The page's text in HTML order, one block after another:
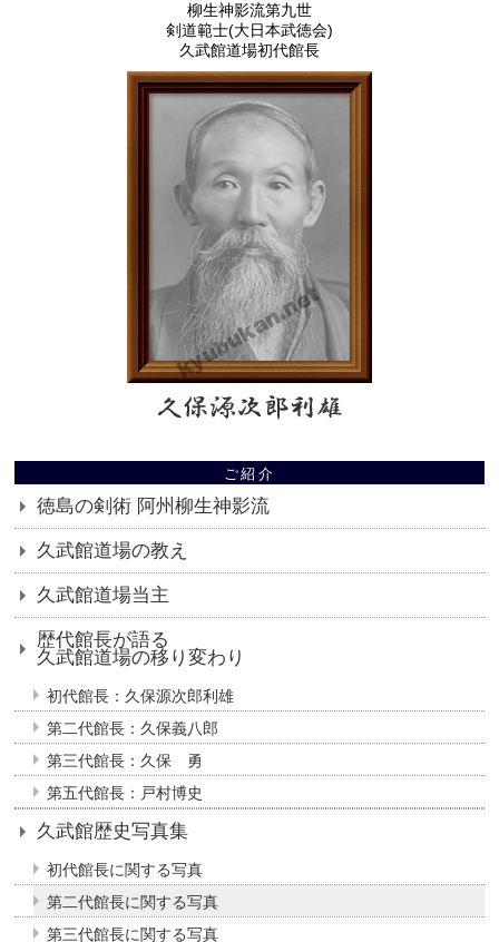
柳生神影流第九世
剣道範士(大日本武徳会)
久武館道場初代館長
ご紹介
徳島の剣術 阿州柳生神影流
久武館道場の教え
久武館道場当主
歴代館長が語る
久武館道場の移り変わり
初代館長：久保源次郎利雄
第二代館長：久保義八郎
第三代館長：久保 勇
第五代館長：戸村博史
久武館歴史写真集
初代館長に関する写真
第二代館長に関する写真
第三代館長に関する写真